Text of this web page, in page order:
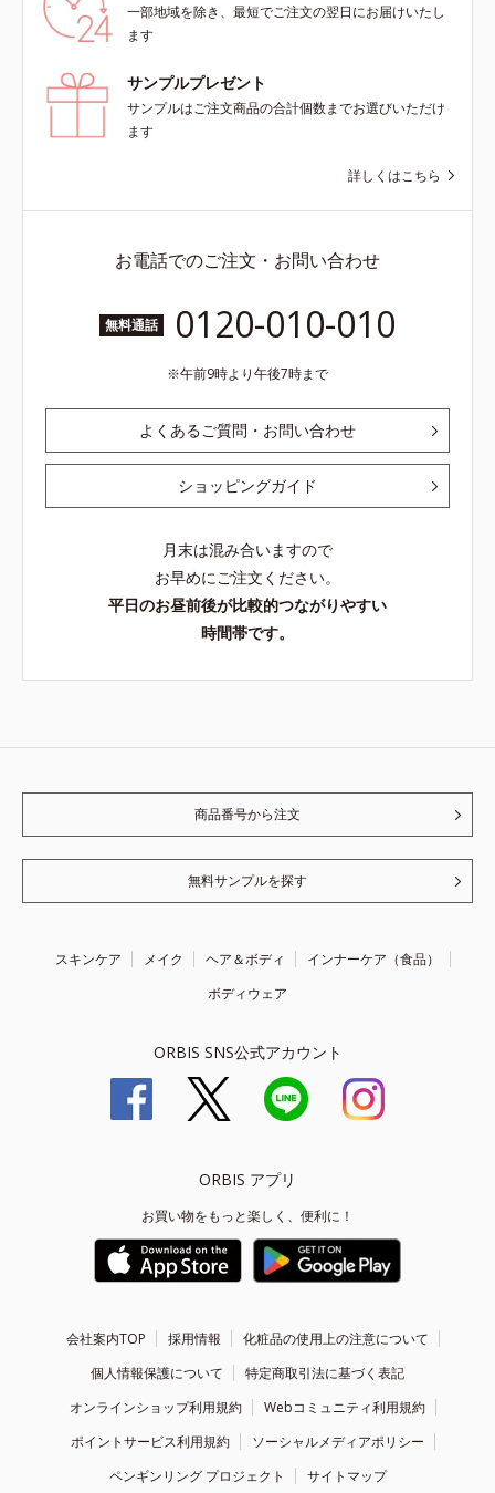
一部地域を除き、最短でご注文の翌日にお届けいたし
ます
サンプルプレゼント
サンプルはご注文商品の合計個数までお選びいただけ
ます
詳しくはこちら
お電話でのご注文・お問い合わせ
無料通話 0120-010-010
午前9時より午後7時まで
よくあるご質問・お問い合わせ
ショッピングガイド
月末は混み合いますので
お早めにご注文ください。
平日のお昼前後が比較的つながりやすい
時間帯です。
商品番号から注文
無料サンプルを探す
スキンケア メイク ヘア＆ボディ
インナーケア（食品）
ボディウェア
ORBIS SNS公式アカウント
ORBIS アプリ
お買い物をもっと楽しく、便利に！
会社案内TOP 採用情報
化粧品の使用上の注意について
個人情報保護について
特定商取引法に基づく表記
オンラインショップ利用規約
Webコミュニティ利用規約
ポイントサービス利用規約
ソーシャルメディアポリシー
ペンギンリング プロジェクト
サイトマップ